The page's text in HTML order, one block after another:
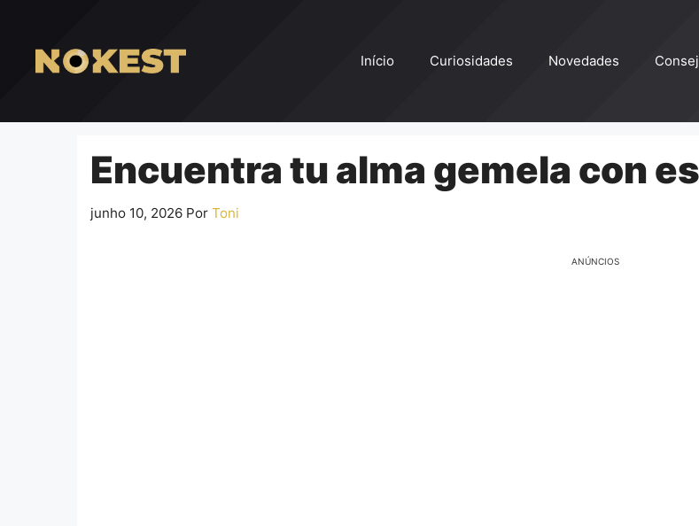
conteúdo
Início Curiosidades Novedades
Encuentra tu alma gemela con
junho 10, 2026 Por Toni
ANÚNCIOS